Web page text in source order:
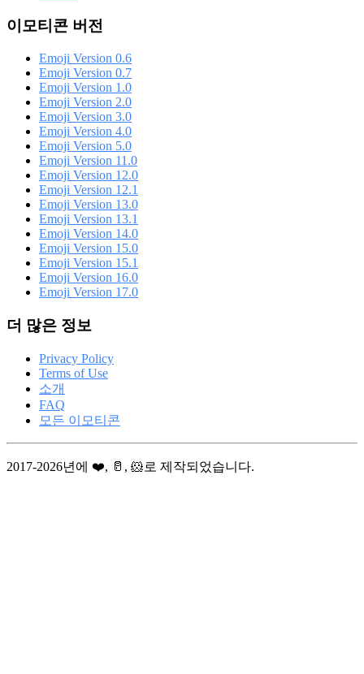
이모티콘 버전
Emoji Version 0.6
Emoji Version 0.7
Emoji Version 1.0
Emoji Version 2.0
Emoji Version 3.0
Emoji Version 4.0
Emoji Version 5.0
Emoji Version 11.0
Emoji Version 12.0
Emoji Version 12.1
Emoji Version 13.0
Emoji Version 13.1
Emoji Version 14.0
Emoji Version 15.0
Emoji Version 15.1
Emoji Version 16.0
Emoji Version 17.0
더 많은 정보
Privacy Policy
Terms of Use
소개
FAQ
모든 이모티콘
2017-2026년에 ❤️, 🥛, 🐹로 제작되었습니다.